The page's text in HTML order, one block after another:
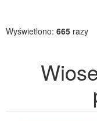
Wyświetlono: 665 razy